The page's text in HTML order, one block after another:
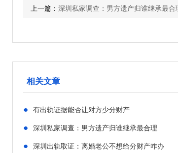
上一篇： 深圳私家调查：男方遗产归谁继承最合
相关文章
● 有出轨证据能否让对方少分财产
● 深圳私家调查：男方遗产归谁继承最合理
● 深圳出轨取证：离婚老公不想给分财产咋办